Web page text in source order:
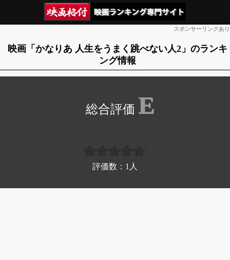
スポンサーリンクあり
映画「かなりあ 人生をうまく跳べない人2」のランキ
ング情報
E
評価数： 1 人